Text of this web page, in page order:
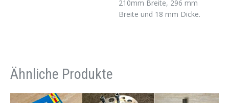
210mm Breite, 296 mm
Breite und 18 mm Dicke.
Ähnliche Produkte